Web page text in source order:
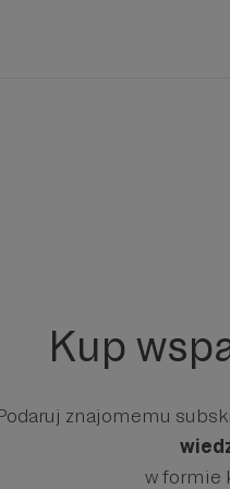
Kup
znajomemu
w formie